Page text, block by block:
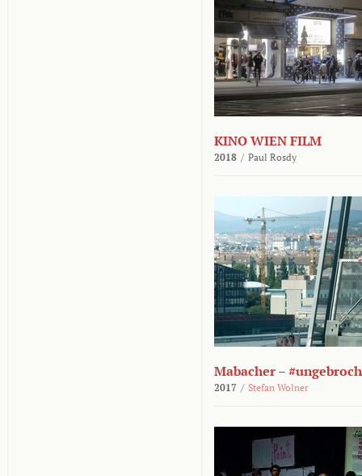
KINO WIEN FILM
2018 / Paul Rosdy
Mabacher –
2017 / Stefan Wolner